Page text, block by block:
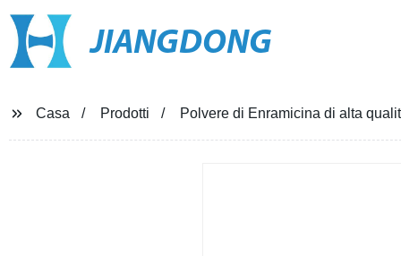
JIANGDONG
Casa Prodotti Polvere di Enramicina di alta